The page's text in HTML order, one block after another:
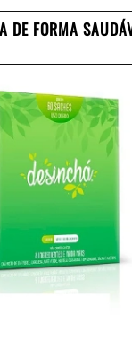
DE FORMA